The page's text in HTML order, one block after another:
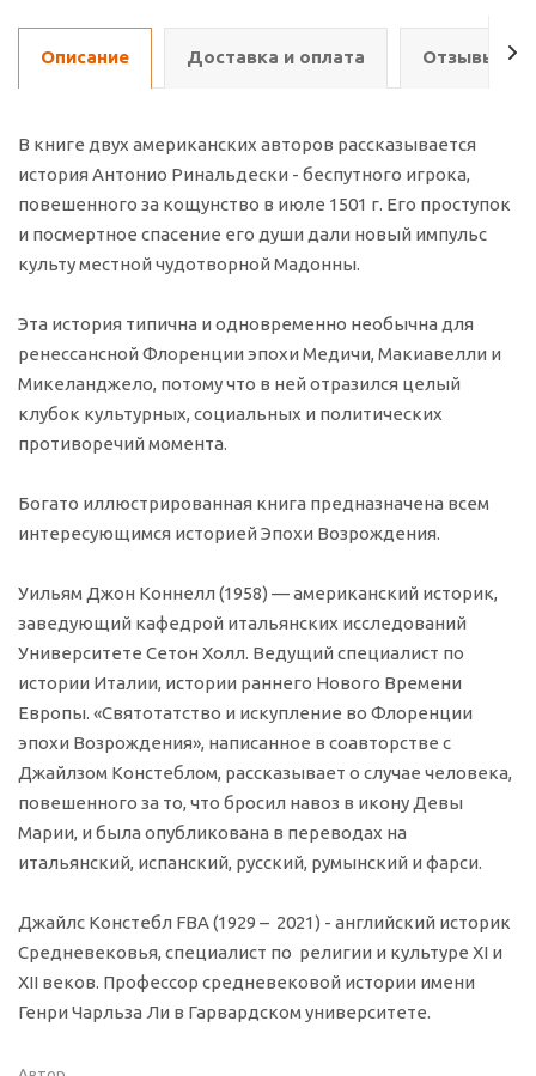
Описание Доставка и оплата Отзывы о
В книге двух американских авторов рассказывается
история Антонио Ринальдески - беспутного игрока,
повешенного за кощунство в июле 1501 г. Его проступок
и посмертное спасение его души дали новый импульс
культу местной чудотворной Мадонны.
Эта история типична и одновременно необычна для
ренессансной Флоренции эпохи Медичи, Макиавелли и
Микеланджело, потому что в ней отразился целый
клубок культурных, социальных и политических
противоречий момента.
Богато иллюстрированная книга предназначена всем
интересующимся историей Эпохи Возрождения.
Уильям Джон Коннелл (1958) — американский историк,
заведующий кафедрой итальянских исследований
Университете Сетон Холл. Ведущий специалист по
истории Италии, истории раннего Нового Времени
Европы. «Святотатство и искупление во Флоренции
эпохи Возрождения», написанное в соавторстве с
Джайлзом Констеблом, рассказывает о случае человека,
повешенного за то, что бросил навоз в икону Девы
Марии, и была опубликована в переводах на
итальянский, испанский, русский, румынский и фарси.
Джайлс Констебл FBA (1929 – 2021) - английский историк
Средневековья, специалист по религии и культуре XI и
XII веков. Профессор средневековой истории имени
Генри Чарльза Ли в Гарвардском университете.